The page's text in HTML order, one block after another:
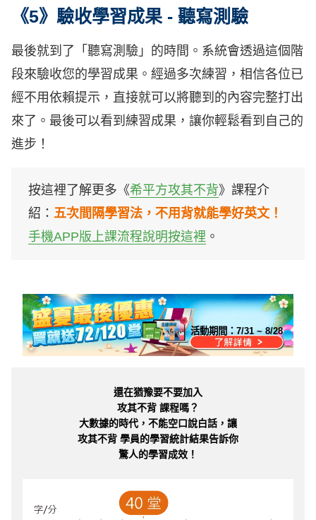
《5》驗收學習成果 - 聽寫測驗
最後就到了「聽寫測驗」的時間。系統會透過這個階
段來驗收您的學習成果。經過多次練習，相信各位已
經不用依賴提示，直接就可以將聽到的內容完整打出
來了。最後可以看到練習成果，讓你輕鬆看到自己的
進步！
按這裡了解更多《希平方攻其不背》課程介
紹： 五次間隔學習法，不用背就能學好英文！
手機APP版上課流程說明按這裡 。
活動期間：7/31 ~ 8/28
還在猶豫要不要加入
攻其不背 課程嗎？
大數據的時代，不能空口說白話，讓
攻其不背 學員的學習統計結果告訴你
驚人的學習成效！